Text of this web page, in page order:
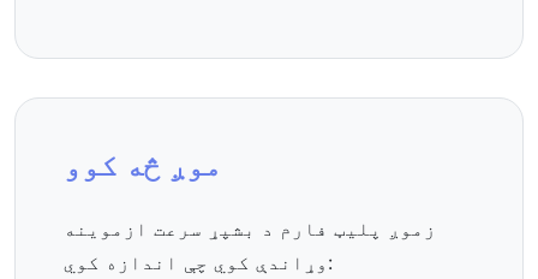
موږ څه کوو
زموږ پلیټ فارم د بشپړ سرعت ازموینه
وړاندې کوي چې اندازه کوي: